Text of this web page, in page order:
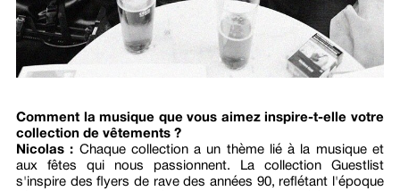
Comment la musique que vous aimez inspire-t-elle votre
collection de vêtements ?
Nicolas : Chaque collection a un thème lié à la musique et
aux fêtes qui nous passionnent. La collection Guestlist
s'inspire des flyers de rave des années 90, reflétant l'époque